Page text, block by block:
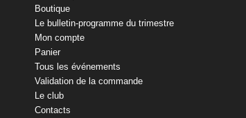
Boutique
Le bulletin-programme du trimestre
Mon compte
Panier
Tous les événements
Validation de la commande
Le club
Contacts